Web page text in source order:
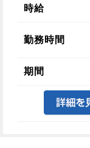
時給
勤務時間
期間